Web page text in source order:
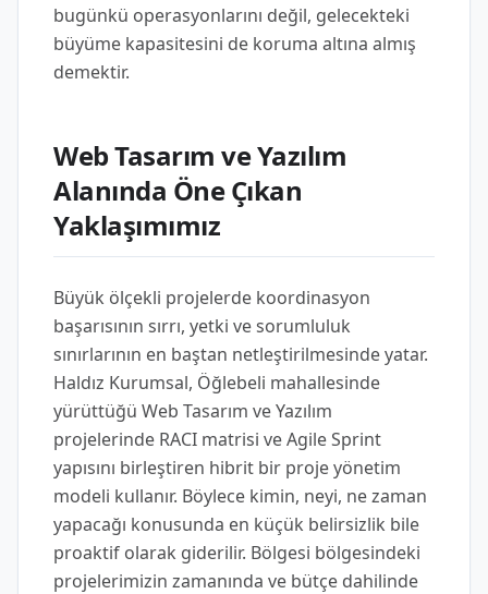
bugünkü operasyonlarını değil, gelecekteki
büyüme kapasitesini de koruma altına almış
demektir.
Web Tasarım ve Yazılım
Alanında Öne Çıkan
Yaklaşımımız
Büyük ölçekli projelerde koordinasyon
başarısının sırrı, yetki ve sorumluluk
sınırlarının en baştan netleştirilmesinde yatar.
Haldız Kurumsal, Öğlebeli mahallesinde
yürüttüğü Web Tasarım ve Yazılım
projelerinde RACI matrisi ve Agile Sprint
yapısını birleştiren hibrit bir proje yönetim
modeli kullanır. Böylece kimin, neyi, ne zaman
yapacağı konusunda en küçük belirsizlik bile
proaktif olarak giderilir. Bölgesi bölgesindeki
projelerimizin zamanında ve bütçe dahilinde